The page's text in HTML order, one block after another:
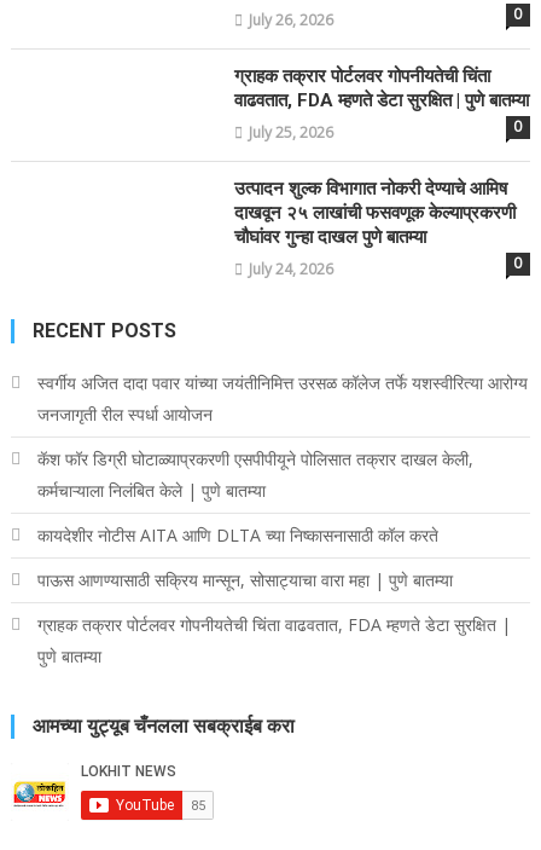
July 26, 2026 0
ग्राहक तक्रार पोर्टलवर गोपनीयतेची चिंता
वाढवतात, FDA म्हणते डेटा सुरक्षित | पुणे बातम्या
July 25, 2026 0
उत्पादन शुल्क विभागात नोकरी देण्याचे आमिष
दाखवून २५ लाखांची फसवणूक केल्याप्रकरणी
चौघांवर गुन्हा दाखल पुणे बातम्या
July 24, 2026 0
RECENT POSTS
स्वर्गीय अजित दादा पवार यांच्या जयंतीनिमित्त उरसळ कॉलेज तर्फे यशस्वीरित्या आरोग्य
जनजागृती रील स्पर्धा आयोजन
कॅश फॉर डिग्री घोटाळ्याप्रकरणी एसपीपीयूने पोलिसात तक्रार दाखल केली,
कर्मचाऱ्याला निलंबित केले | पुणे बातम्या
कायदेशीर नोटीस AITA आणि DLTA च्या निष्कासनासाठी कॉल करते
पाऊस आणण्यासाठी सक्रिय मान्सून, सोसाट्याचा वारा महा | पुणे बातम्या
ग्राहक तक्रार पोर्टलवर गोपनीयतेची चिंता वाढवतात, FDA म्हणते डेटा सुरक्षित |
पुणे बातम्या
आमच्या युट्यूब चँनलला सबक्राईब करा